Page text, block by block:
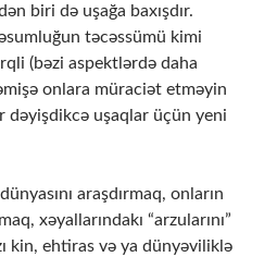
biri də uşağa baxışdır.
təcəssümü kimi
(bəzi aspektlərdə daha
onlara müraciət etməyin
dəyişdikcə uşaqlar üçün yeni
araşdırmaq, onların
xəyallarındakı “arzularını”
kin, ehtiras və ya dünyəviliklə